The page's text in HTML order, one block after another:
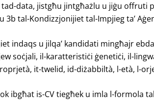
data, jistgħu jintgħażlu u jiġu
tal-Kondizzjonijiet tal-Impjieg ta’
indaqs u jilqa’ kandidati mingħajr
soċjali, il-karatteristiċi ġenetiċi, il-
it-twelid, id-diżabbiltà, l-età, l-
ibgħat is-CV tiegħek u imla l-formola